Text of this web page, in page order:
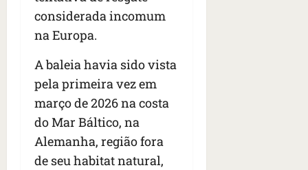
considerada incomum
na Europa.
A baleia havia sido vista
pela primeira vez em
março de 2026 na costa
do Mar Báltico, na
Alemanha, região fora
de seu habitat natural,